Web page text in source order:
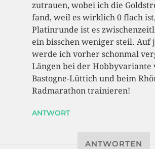
zutrauen, wobei ich die
fand, weil es wirklich 0 flach
Platinrunde ist es
ein bisschen weniger steil. Auf
werde ich vorher schonmal
Längen bei der Hobbyvariante
Bastogne-Lüttich und beim
Radmarathon trainieren!
ANTWORT
ANTWORTEN